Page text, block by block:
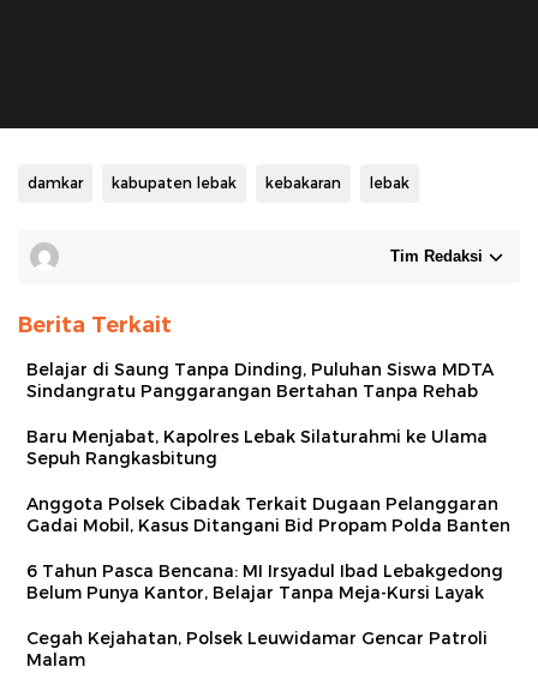
damkar kabupaten lebak kebakaran lebak
Tim Redaksi
Berita Terkait
Belajar di Saung Tanpa Dinding, Puluhan Siswa MDTA
Sindangratu Panggarangan Bertahan Tanpa Rehab
Baru Menjabat, Kapolres Lebak Silaturahmi ke Ulama
Sepuh Rangkasbitung
Anggota Polsek Cibadak Terkait Dugaan Pelanggaran
Gadai Mobil, Kasus Ditangani Bid Propam Polda Banten
6 Tahun Pasca Bencana: MI Irsyadul Ibad Lebakgedong
Belum Punya Kantor, Belajar Tanpa Meja-Kursi Layak
Cegah Kejahatan, Polsek Leuwidamar Gencar Patroli
Malam